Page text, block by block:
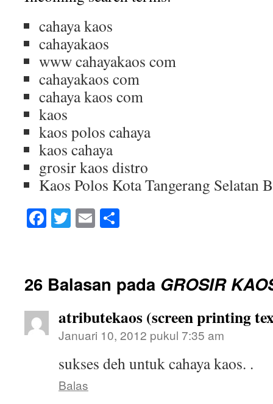
cahaya kaos
cahayakaos
www cahayakaos com
cahayakaos com
cahaya kaos com
kaos
kaos polos cahaya
kaos cahaya
grosir kaos distro
Kaos Polos Kota Tangerang Selatan
Facebook
Twitter
Email
26 Balasan pada GROSIR
atributekaos (screen printing
Januari 10, 2012 pukul 7:35 am
sukses deh untuk cahaya kaos. .
Balas